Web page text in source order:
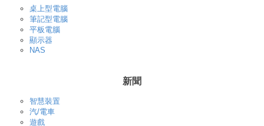
桌上型電腦
筆記型電腦
平板電腦
顯示器
NAS
新聞
智慧裝置
汽/電車
遊戲